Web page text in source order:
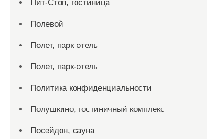
Пит-Стоп, гостиница
Полевой
Полет, парк-отель
Полет, парк-отель
Политика конфиденциальности
Полушкино, гостиничный комплекс
Посейдон, сауна